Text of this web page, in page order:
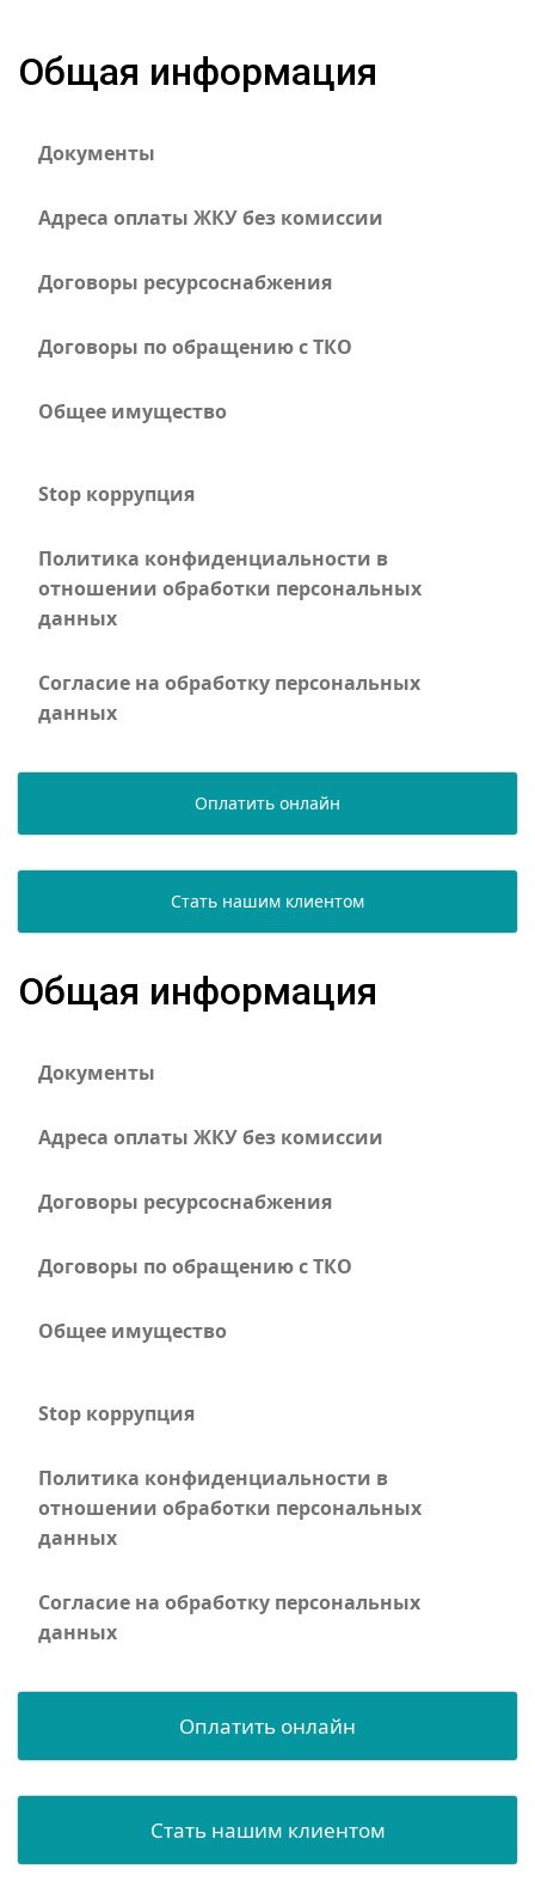
Общая информация
Документы
Адреса оплаты ЖКУ без комиссии
Договоры ресурсоснабжения
Договоры по обращению с ТКО
Общее имущество
Stop коррупция
Политика конфиденциальности в
отношении обработки персональных
данных
Согласие на обработку персональных
данных
Оплатить онлайн
Стать нашим клиентом
Общая информация
Документы
Адреса оплаты ЖКУ без комиссии
Договоры ресурсоснабжения
Договоры по обращению с ТКО
Общее имущество
Stop коррупция
Политика конфиденциальности в
отношении обработки персональных
данных
Согласие на обработку персональных
данных
Оплатить онлайн
Стать нашим клиентом